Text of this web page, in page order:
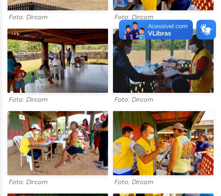
Foto: Dircom Foto: Dircom
Foto: Dircom Foto: Dircom
Foto: Dircom Foto: Dircom